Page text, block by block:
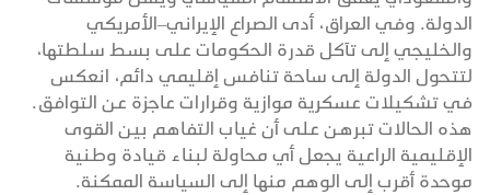
الدولة. وفي العراق، أدى الصراع الإيراني–الأمريكي
والخليجي إلى تآكل قدرة الحكومات على بسط سلطتها،
لتتحول الدولة إلى ساحة تنافس إقليمي دائم، انعكس
في تشكيلات عسكرية موازية وقرارات عاجزة عن التوافق.
هذه الحالات تبرهن على أن غياب التفاهم بين القوى
الإقليمية الراعية يجعل أي محاولة لبناء قيادة وطنية
موحدة أقرب إلى الوهم منها إلى السياسة الممكنة.